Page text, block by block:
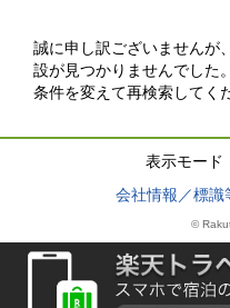
誠に申し訳ございませんが
設が見つかりませんでした。
条件を変えて再検索してく
表示モード
会社情報／標識
©